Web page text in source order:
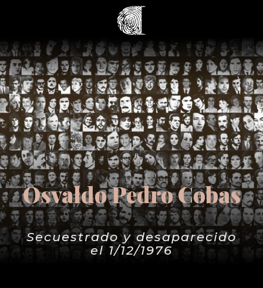
Osvaldo Pedro Cobas
Secuestrado y desaparecido
el 1/12/1976